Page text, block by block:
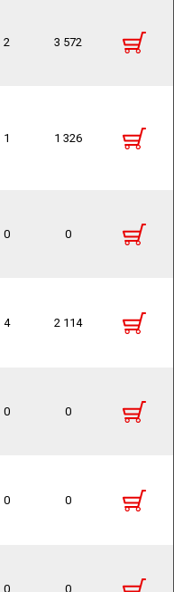
2 3 572
1 1 326
0 0
4 2 114
0 0
0 0
0 0